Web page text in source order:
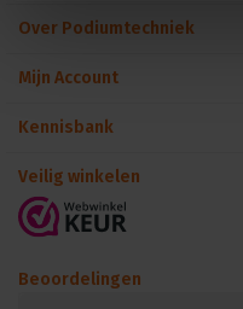
Over Podiumtechniek
Mijn Account
Kennisbank
Veilig winkelen
Beoordelingen